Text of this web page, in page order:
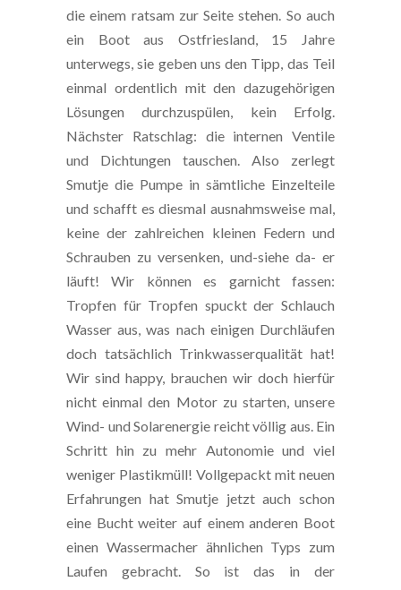
die einem ratsam zur Seite stehen. So auch
ein Boot aus Ostfriesland, 15 Jahre
unterwegs, sie geben uns den Tipp, das Teil
einmal ordentlich mit den dazugehörigen
Lösungen durchzuspülen, kein Erfolg.
Nächster Ratschlag: die internen Ventile
und Dichtungen tauschen. Also zerlegt
Smutje die Pumpe in sämtliche Einzelteile
und schafft es diesmal ausnahmsweise mal,
keine der zahlreichen kleinen Federn und
Schrauben zu versenken, und-siehe da- er
läuft! Wir können es garnicht fassen:
Tropfen für Tropfen spuckt der Schlauch
Wasser aus, was nach einigen Durchläufen
doch tatsächlich Trinkwasserqualität hat!
Wir sind happy, brauchen wir doch hierfür
nicht einmal den Motor zu starten, unsere
Wind- und Solarenergie reicht völlig aus. Ein
Schritt hin zu mehr Autonomie und viel
weniger Plastikmüll! Vollgepackt mit neuen
Erfahrungen hat Smutje jetzt auch schon
eine Bucht weiter auf einem anderen Boot
einen Wassermacher ähnlichen Typs zum
Laufen gebracht. So ist das in der